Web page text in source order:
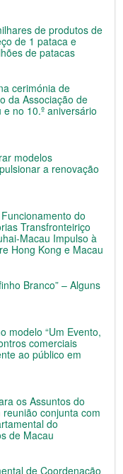
de produtos de
de 1 pataca e
de patacas
cerimónia de
da Associação de
no 10.º aniversário
modelos
a renovação
do
Transfronteiriço
Macau Impulso à
Hong Kong e Macau
Branco” – Alguns
modelo “Um Evento,
comerciais
ao público em
os Assuntos do
conjunta com
do
de Macau
de Coordenação